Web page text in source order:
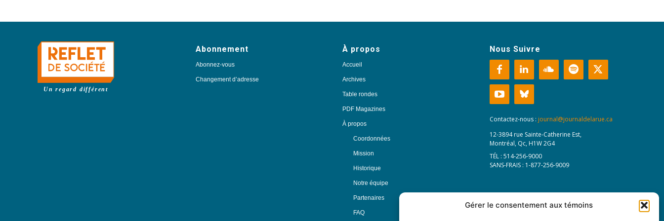
Gérer le consentement aux témoins
Un regard différent
Abonnement
Abonnez-vous
Changement d’adresse
À propos
Accueil
Archives
Table rondes
PDF Magazines
À propos
Coordonnées
Mission
Historique
Notre équipe
Partenaires
FAQ
Nous Suivre
Contactez-nous : journal@journaldelarue.ca
12-3894 rue Sainte-Catherine Est,
Montréal, Qc, H1W 2G4
TÉL : 514-256-9000
SANS-FRAIS : 1-877-256-9009